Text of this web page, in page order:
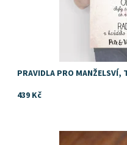
PRAVIDLA PRO MANŽELSVÍ,
439 Kč
Dostupnost: Skladem